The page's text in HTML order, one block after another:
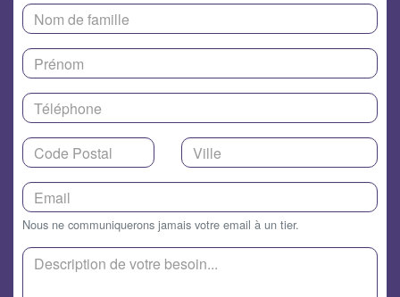
Nous ne communiquerons jamais votre email à un tier.